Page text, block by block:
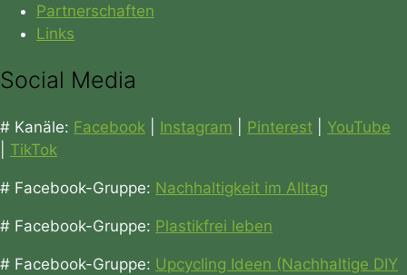
Partnerschaften
Links
Social Media
# Kanäle: Facebook Instagram Pinterest
YouTube
TikTok
# Facebook-Gruppe: Nachhaltigkeit im Alltag
# Facebook-Gruppe: Plastikfrei leben
# Facebook-Gruppe: Upcycling Ideen (Nachhaltige DIY